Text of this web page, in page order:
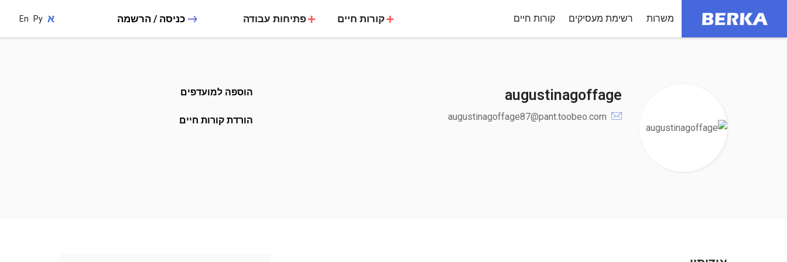
משרות רשימת מעסיקים קורות חיים קורות חיים פתיחות עבודה כניסה / הרשמה א Ру
En
augustinagoffage
augustinagoffage87@pant.toobeo.com
הוספה למועדפים
הורדת קורות חיים